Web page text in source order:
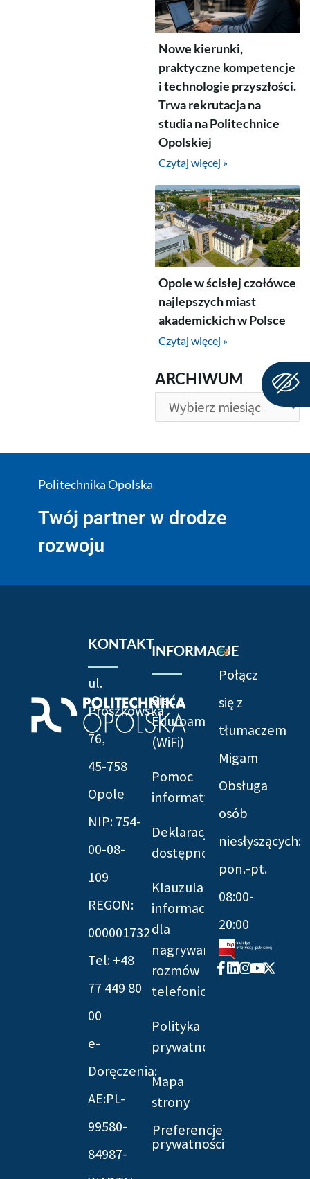
Nowe kierunki,
praktyczne kompetencje
i technologie przyszłości.
Trwa rekrutacja na
studia na Politechnice
Opolskiej
Czytaj więcej »
Opole w ścisłej czołówce
najlepszych miast
akademickich w Polsce
Czytaj więcej »
ARCHIWUM
ARCHIWUM
Politechnika Opolska
Twój partner w drodze
rozwoju
KONTAKT
ul.
Prószkowska
76,
45-758
Opole
NIP: 754-
00-08-
109
REGON:
000001732
Tel: +48
77 449 80
00
e-
Doręczenia:
AE:PL-
99580-
84987-
INFORMACJE
Sieć
Eduroam
(WiFi)
Pomoc
informatyczna
Deklaracja
dostępności
Klauzula
informacyjna
dla
nagrywania
rozmów
telefonicznych
Polityka
prywatności
Mapa
strony
Preferencje
prywatności
Połącz
się z
tłumaczem
Migam
Obsługa
osób
niesłyszących:
pon.-pt.
08:00-
20:00
Facebook-
f
Linkedin
Instagram
Youtube
X-
twitter